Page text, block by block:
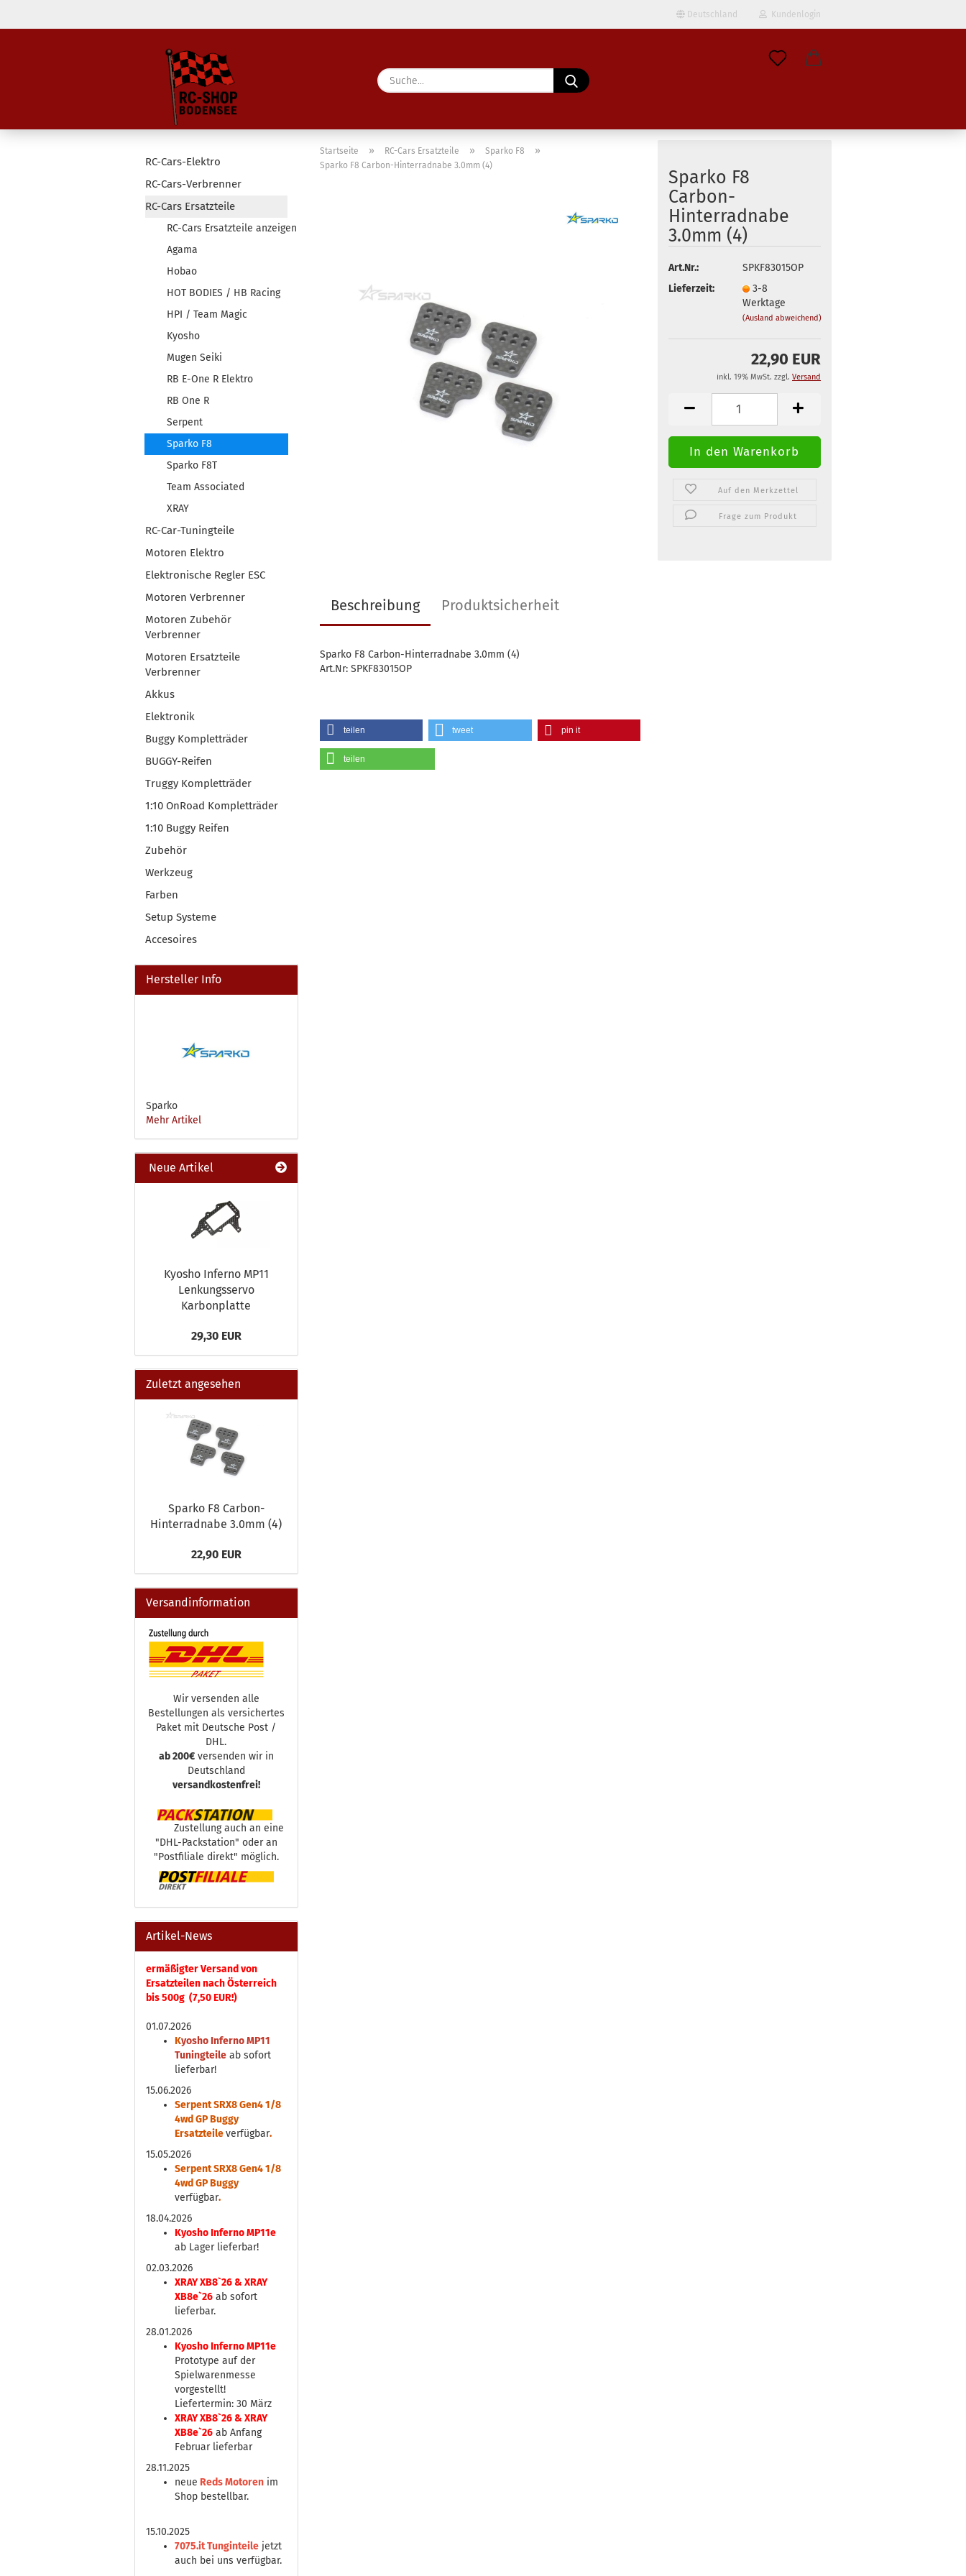
Deutschland Kundenlogin
Passwort
Konto erstellen
Passwort vergessen?
Suche...
Startseite » RC-Cars Ersatzteile » Sparko F8 »
Sparko F8 Carbon-Hinterradnabe 3.0mm (4)
Sparko F8
Carbon-
Hinterradnabe
3.0mm (4)
Art.Nr.:
SPKF83015OP
Lieferzeit:
3-8
Werktage
(Ausland abweichend)
22,90 EUR
inkl. 19% MwSt. zzgl. Versand
Auf den Merkzettel
Frage zum Produkt
Beschreibung Produktsicherheit
Sparko F8 Carbon-Hinterradnabe 3.0mm (4)
Art.Nr: SPKF83015OP
teilen tweet pin it
teilen
RC-Cars-Elektro
RC-Cars-Verbrenner
RC-Cars Ersatzteile
RC-Cars Ersatzteile anzeigen
Agama
Hobao
HOT BODIES / HB Racing
HPI / Team Magic
Kyosho
Mugen Seiki
RB E-One R Elektro
RB One R
Serpent
Sparko F8
Sparko F8T
Team Associated
XRAY
RC-Car-Tuningteile
Motoren Elektro
Elektronische Regler ESC
Motoren Verbrenner
Motoren Zubehör
Verbrenner
Motoren Ersatzteile
Verbrenner
Akkus
Elektronik
Buggy Kompletträder
BUGGY-Reifen
Truggy Kompletträder
1:10 OnRoad Kompletträder
1:10 Buggy Reifen
Zubehör
Werkzeug
Farben
Setup Systeme
Accesoires
Hersteller Info
Sparko
Mehr Artikel
Neue Artikel
Kyosho Inferno MP11
Lenkungsservo
Karbonplatte
29,30 EUR
Zuletzt angesehen
Sparko F8 Carbon-
Hinterradnabe 3.0mm (4)
22,90 EUR
Versandinformation
Wir versenden alle
Bestellungen als versichertes
Paket mit Deutsche Post /
DHL.
ab 200€versenden wir in
Deutschland
versandkostenfrei!
Zustellung auch an eine
"DHL-Packstation" oder an
"Postfiliale direkt" möglich.
Artikel-News
ermäßigter Versand von
Ersatzteilen nach Österreich
bis 500g (7,50 EUR!)
01.07.2026
Kyosho Inferno MP11
Tuningteile ab sofort
lieferbar!
15.06.2026
Serpent SRX8 Gen4 1/8
4wd GP Buggy
Ersatzteileverfügbar.
15.05.2026
Serpent SRX8 Gen4 1/8
4wd GP Buggy
verfügbar.
18.04.2026
Kyosho Inferno MP11e
ab Lager lieferbar!
02.03.2026
XRAY XB8`26 & XRAY
XB8e`26 ab sofort
lieferbar.
28.01.2026
Kyosho Inferno MP11e
Prototype auf der
Spielwarenmesse
vorgestellt!
Liefertermin: 30 März
XRAY XB8`26 & XRAY
XB8e`26 ab Anfang
Februar lieferbar
28.11.2025
neue Reds Motoren im
Shop bestellbar.
15.10.2025
7075.it Tunginteile jetzt
auch bei uns verfügbar.